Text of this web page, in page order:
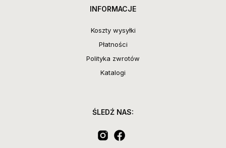
INFORMACJE
Koszty wysyłki
Płatności
Polityka zwrotów
Katalogi
ŚLEDŹ NAS: